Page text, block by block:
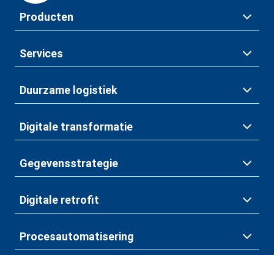
Producten
Services
Duurzame logistiek
Digitale transformatie
Gegevensstrategie
Digitale retrofit
Procesautomatisering